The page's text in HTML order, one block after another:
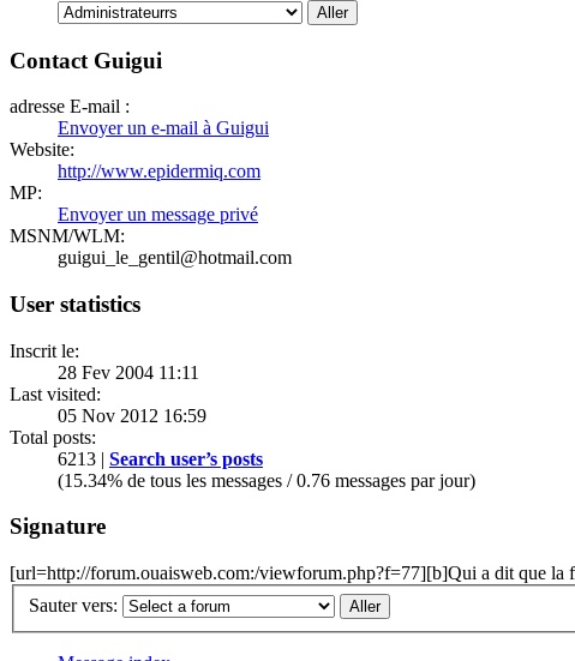
Contact Guigui
adresse E-mail :
Envoyer un e-mail à Guigui
Website:
http://www.epidermiq.com
MP:
Envoyer un message privé
MSNM/WLM:
guigui_le_gentil@hotmail.com
User statistics
Inscrit le:
28 Fev 2004 11:11
Last visited:
05 Nov 2012 16:59
Total posts:
6213 | Search user’s posts
(15.34% de tous les messages / 0.76 messages par jour)
Signature
[url=http://forum.ouaisweb.com:/viewforum.php?f=77][b]Qui a dit que la
Sauter vers: